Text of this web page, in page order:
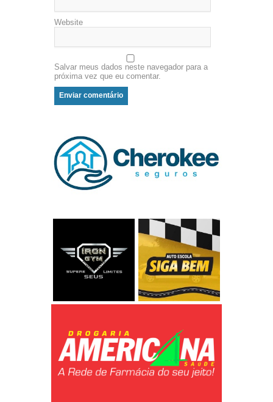
Website
Salvar meus dados neste navegador para a
próxima vez que eu comentar.